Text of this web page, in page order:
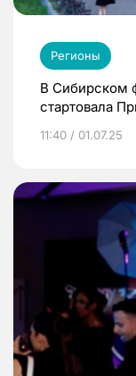
Регионы
В Сибирском
стартовала
11:40 / 01.07.25